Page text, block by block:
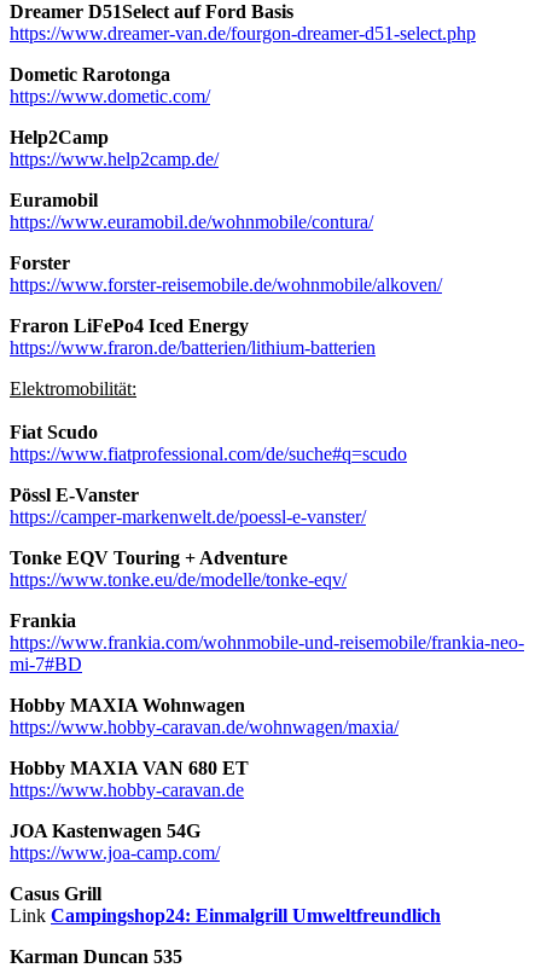
Dreamer D51Select auf Ford Basis
https://www.dreamer-van.de/fourgon-dreamer-d51-select.php
Dometic Rarotonga
https://www.dometic.com/
Help2Camp
https://www.help2camp.de/
Euramobil
https://www.euramobil.de/wohnmobile/contura/
Forster
https://www.forster-reisemobile.de/wohnmobile/alkoven/
Fraron LiFePo4 Iced Energy
https://www.fraron.de/batterien/lithium-batterien
Elektromobilität:
Fiat Scudo
https://www.fiatprofessional.com/de/suche#q=scudo
Pössl E-Vanster
https://camper-markenwelt.de/poessl-e-vanster/
Tonke EQV Touring + Adventure
https://www.tonke.eu/de/modelle/tonke-eqv/
Frankia
https://www.frankia.com/wohnmobile-und-reisemobile/frankia-neo-
mi-7#BD
Hobby MAXIA Wohnwagen
https://www.hobby-caravan.de/wohnwagen/maxia/
Hobby MAXIA VAN 680 ET
https://www.hobby-caravan.de
JOA Kastenwagen 54G
https://www.joa-camp.com/
Casus Grill
Link Campingshop24: Einmalgrill Umweltfreundlich
Karman Duncan 535